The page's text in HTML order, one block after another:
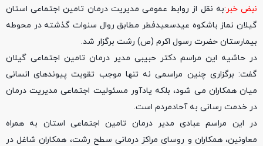
نبض خبر:به نقل از روابط عمومی مدیریت درمان تامین اجتماعی استان
گیلان نماز باشکوه عیدسعیدفطر مطابق روال سنوات گذشته در محوطه
بیمارستان حضرت رسول اکرم (ص) رشت برگزار شد.
در حاشیه این مراسم دکتر حبیبی مدیر درمان تامین اجتماعی گیلان
گفت: برگزاری چنین مراسمی نه تنها موجب تقویت پیوندهای انسانی
میان همکاران می شود، بلکه یادآور مسئولیت اجتماعی مدیریت درمان
در خدمت رسانی به آحادمردم است.
در این مراسم عبادی مدیر درمان تامین اجتماعی استان به همراه
معاونین، همکاران و روسای مراکز درمانی سطح رشت، همکاران شاغل در